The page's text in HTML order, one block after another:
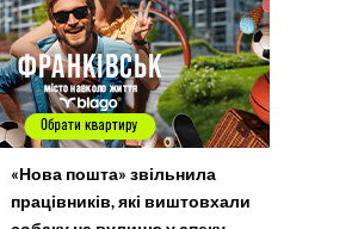
«Нова пошта» звільнила
працівників, які виштовхали